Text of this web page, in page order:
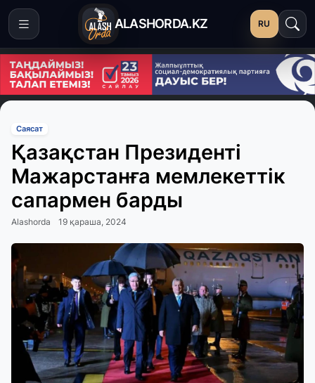
ALASHORDA.KZ RU
Саясат
Қазақстан Президенті
Мажарстанға мемлекеттік
сапармен барды
Alashorda 19 қараша, 2024